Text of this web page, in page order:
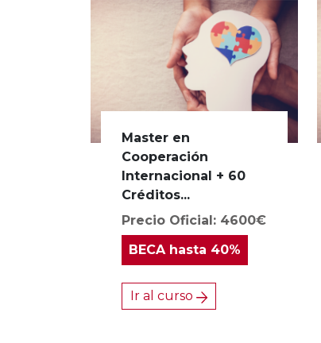
Master en
Cooperación
Internacional + 60
Créditos...
Precio Oficial: 4600€
BECAhasta 40%
Ir al curso